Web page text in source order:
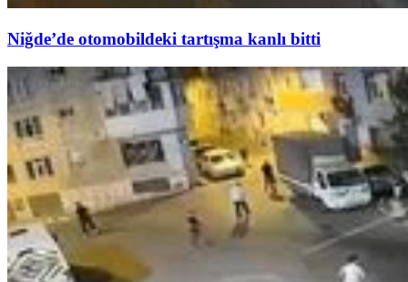
Niğde’de otomobildeki tartışma kanlı bitti